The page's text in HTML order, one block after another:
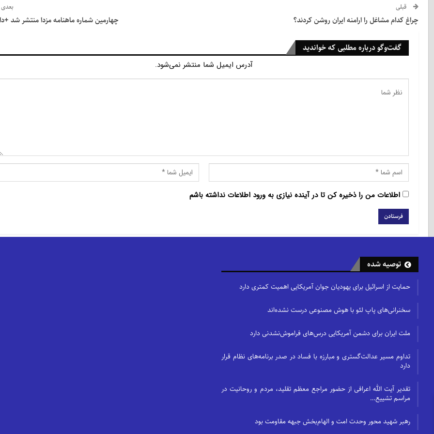
قبلی
چراغ کدام مشاغل را ارامنه ایران روشن کردند؟ چهارمین شماره ماهنامه مزدا منتشر شد
گفت‌وگو درباره مطلبی که خواندید
آدرس ایمیل شما منتشر نمی‌شود.
اطلاعات من را ذخیره کن تا در آینده نیازی به ورود اطلاعات نداشته باشم
توصیه شده
حمایت از اسرائیل برای یهودیان جوان آمریکایی اهمیت کمتری دارد
سخنرانی‌های پاپ لئو با هوش مصنوعی درست نشده‌اند
ملت ایران برای دشمن آمریکایی درس‌های فراموش‌نشدنی دارد
تداوم مسیر عدالت‌گستری و مبارزه با فساد در صدر برنامه‌های نظام قرار
دارد
تقدیر آیت الله اعرافی از حضور مراجع معظم تقلید، مردم و روحانیت در
مراسم تشییع…
رهبر شهید محور وحدت امت و الهام‌بخش جبهه مقاومت بود